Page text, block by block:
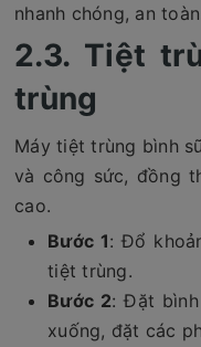
nhanh chóng, an
2.3. Tiệt
trùng
Máy tiệt trùng bình
và công sức, đồng
cao.
Bước 1: Đổ
tiệt trùng.
Bước 2: Đặt
xuống, đặt các